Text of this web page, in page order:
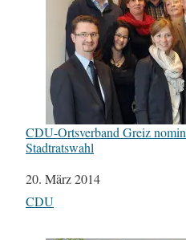
CDU-Ortsverband Greiz
Stadtratswahl
Datum
20. März 2014
In Bezug auf
CDU